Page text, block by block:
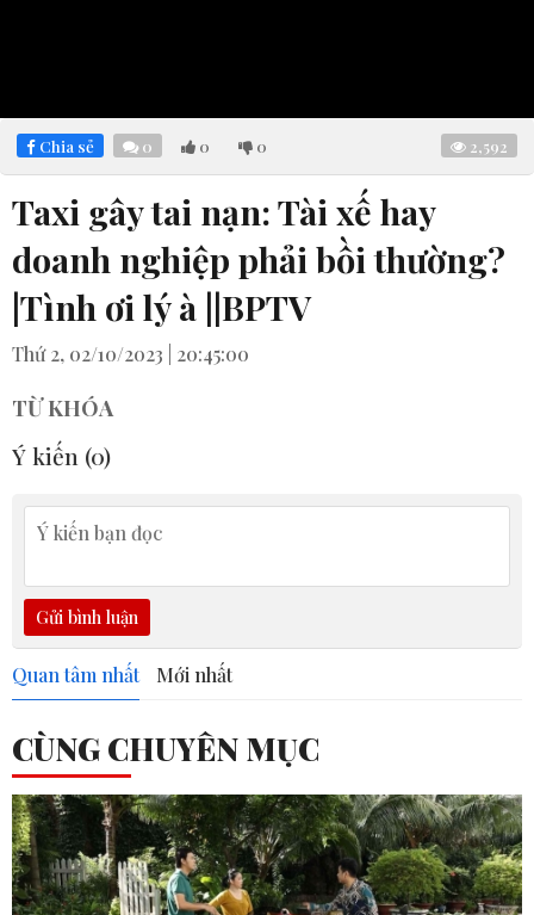
Chia sẻ 0 0 0 2,592
Taxi gây tai nạn: Tài xế hay
doanh nghiệp phải bồi thường?
|Tình ơi lý à ||BPTV
Thứ 2, 02/10/2023 | 20:45:00
TỪ KHÓA
Ý kiến (0)
Gửi bình luận
Quan tâm nhất Mới nhất
CÙNG CHUYÊN MỤC